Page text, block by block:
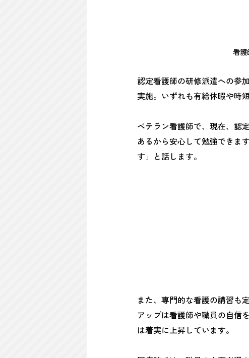
看護
認定看護師の研修派遣への参
実施。いずれも有給休暇や時
ベテラン看護師で、現在、認
あるから安心して勉強できま
す」と話します。
また、専門的な看護の講習も
アップは看護師や職員の自信
は着実に上昇しています。